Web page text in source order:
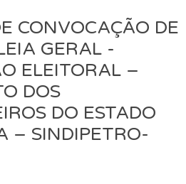
CONVOCAÇÃO DE
GERAL -
ELEITORAL –
DOS
DO ESTADO
– SINDIPETRO-